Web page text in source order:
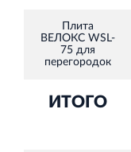
Плита
ВЕЛОКС WSL-
75 для
перегородок
ИТОГО